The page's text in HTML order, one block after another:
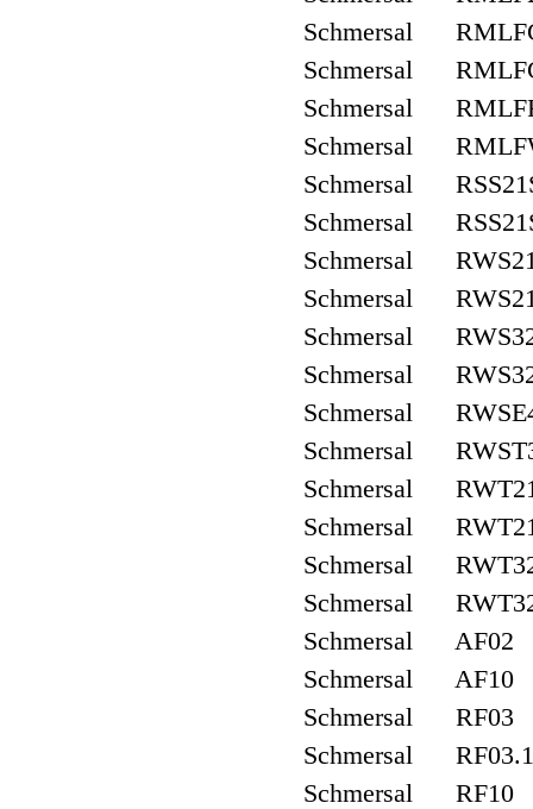
Schmersal
Schmersal
Schmersal
Schmersal
Schmersal
Schmersal
Schmersal
Schmersal
Schmersal
Schmersal
Schmersal
Schmersal
Schmersal
Schmersal
Schmersal
Schmersal
Schmersal AF02
Schmersal AF10
Schmersal RF03
Schmersal RF03.1
Schmersal RF10